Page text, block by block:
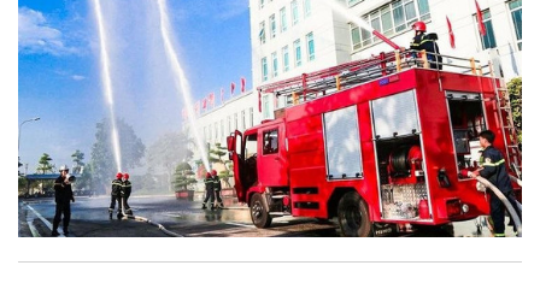
đặc biệt dứt điểm kiểm tra toàn bộ các cơ sở nhà chung cư.